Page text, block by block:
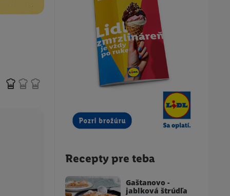
Recepty pre teba
Gaštanovo -
jablková štrúdľa